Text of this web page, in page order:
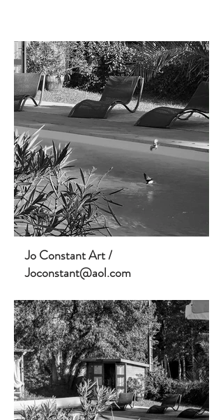
Jo Constant Art /
Joconstant@aol.com